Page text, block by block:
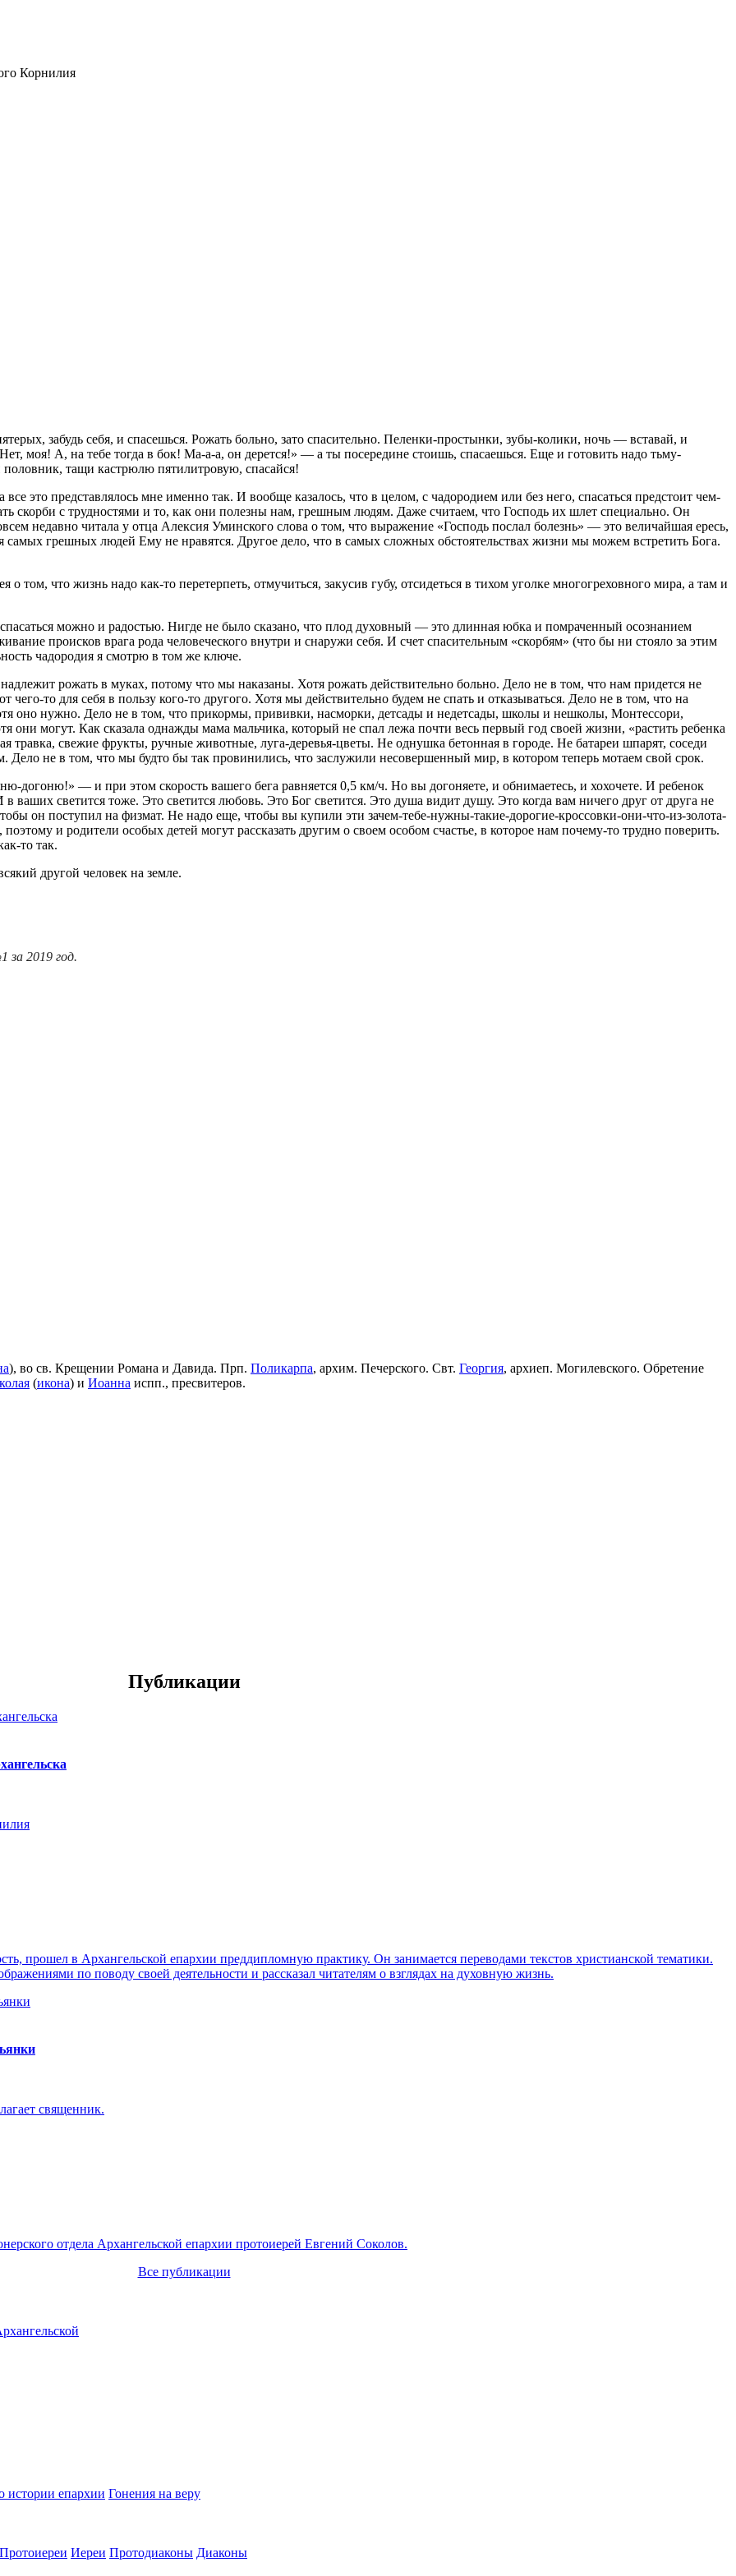
Корнилия
забудь себя, и спасешься. Рожать больно, зато спасительно. Пеленки-простынки, зубы-колики, ночь — вставай, и
моя! А, на тебе тогда в бок! Ма-а-а, он дерется!» — а ты посередине стоишь, спасаешься. Еще и готовить надо тьму-
половник, тащи кастрюлю пятилитровую, спасайся!
это представлялось мне именно так. И вообще казалось, что в целом, с чадородием или без него, спасаться предстоит чем-
скорби с трудностями и то, как они полезны нам, грешным людям. Даже считаем, что Господь их шлет специально. Он
недавно читала у отца Алексия Уминского слова о том, что выражение «Господь послал болезнь» — это величайшая ересь,
грешных людей Ему не нравятся. Другое дело, что в самых сложных обстоятельствах жизни мы можем встретить Бога.
о том, что жизнь надо как-то перетерпеть, отмучиться, закусив губу, отсидеться в тихом уголке многогреховного мира, а там и
можно и радостью. Нигде не было сказано, что плод духовный — это длинная юбка и помраченный осознанием
происков врага рода человеческого внутри и снаружи себя. И счет спасительным «скорбям» (что бы ни стояло за этим
чадородия я смотрю в том же ключе.
рожать в муках, потому что мы наказаны. Хотя рожать действительно больно. Дело не в том, что нам придется не
чего-то для себя в пользу кого-то другого. Хотя мы действительно будем не спать и отказываться. Дело не в том, что на
оно нужно. Дело не в том, что прикормы, прививки, насморки, детсады и недетсады, школы и нешколы, Монтессори,
они могут. Как сказала однажды мама мальчика, который не спал лежа почти весь первый год своей жизни, «растить ребенка
травка, свежие фрукты, ручные животные, луга-деревья-цветы. Не однушка бетонная в городе. Не батареи шпарят, соседи
Дело не в том, что мы будто бы так провинились, что заслужили несовершенный мир, в котором теперь мотаем свой срок.
догоню!» — и при этом скорость вашего бега равняется 0,5 км/ч. Но вы догоняете, и обнимаетесь, и хохочете. И ребенок
в ваших светится тоже. Это светится любовь. Это Бог светится. Это душа видит душу. Это когда вам ничего друг от друга не
он поступил на физмат. Не надо еще, чтобы вы купили эти зачем-тебе-нужны-такие-дорогие-кроссовки-они-что-из-золота-
и родители особых детей могут рассказать другим о своем особом счастье, в которое нам почему-то трудно поверить.
то так.
другой человек на земле.
за 2019 год.
), во св. Крещении Романа и Давида. Прп. Поликарпа, архим. Печерского. Свт. Георгия, архиеп. Могилевского. Обретение
(икона) и Иоанна испп., пресвитеров.
Публикации
прошел в Архангельской епархии преддипломную практику. Он занимается переводами текстов христианской тематики.
по поводу своей деятельности и рассказал читателям о взглядах на духовную жизнь.
священник.
отдела Архангельской епархии протоиерей Евгений Соколов.
Все публикации
истории епархии Гонения на веру
Протоиереи Иереи Протодиаконы Диаконы